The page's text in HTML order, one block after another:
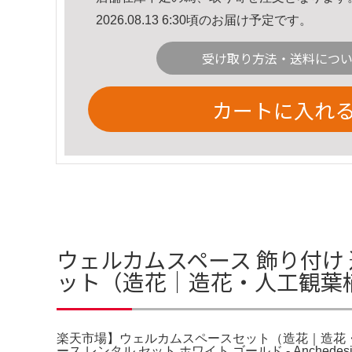
2026.08.13 6:30頃のお届け予定です。
受け取り方法・送料につ
カートに入れ
ウェルカムスペース 飾り付
ット（造花｜造花・人工観
楽天市場】ウェルカムスペースセット（造花｜造